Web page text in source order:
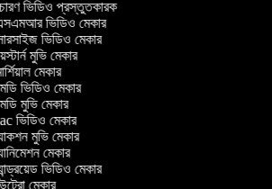
ভিডিও প্রস্তুতকারক
ভিডিও মেকার
ভিডিও মেকার
মুভি মেকার
মেকার
ভিডিও মেকার
মুভি মেকার
ভিডিও মেকার
মুভি মেকার
মেকার
ভিডিও মেকার
মেকার